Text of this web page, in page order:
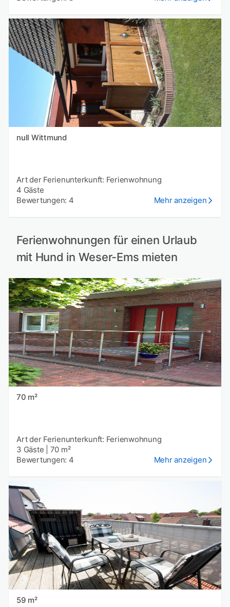
null Wittmund
Art der Ferienunterkunft: Ferienwohnung
4 Gäste
Bewertungen: 4
Mehr anzeigen
Ferienwohnungen für einen Urlaub
mit Hund in Weser-Ems mieten
70 m²
Art der Ferienunterkunft: Ferienwohnung
3 Gäste
70 m²
Bewertungen: 4
Mehr anzeigen
59 m²